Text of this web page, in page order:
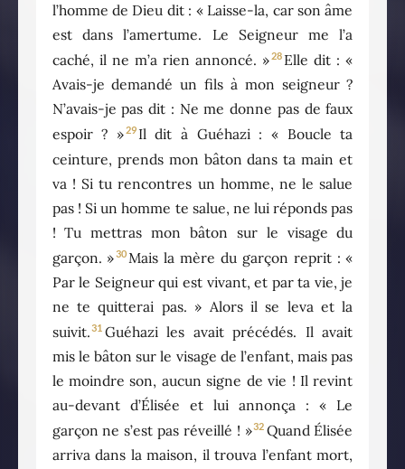
l’homme de Dieu dit : « Laisse-la, car son âme
est dans l’amertume. Le Seigneur me l’a
caché, il ne m’a rien annoncé. »28 Elle dit : «
Avais-je demandé un fils à mon seigneur ?
N’avais-je pas dit : Ne me donne pas de faux
espoir ? »29 Il dit à Guéhazi : « Boucle ta
ceinture, prends mon bâton dans ta main et
va ! Si tu rencontres un homme, ne le salue
pas ! Si un homme te salue, ne lui réponds pas
! Tu mettras mon bâton sur le visage du
garçon. »30 Mais la mère du garçon reprit : «
Par le Seigneur qui est vivant, et par ta vie, je
ne te quitterai pas. » Alors il se leva et la
suivit.31 Guéhazi les avait précédés. Il avait
mis le bâton sur le visage de l’enfant, mais pas
le moindre son, aucun signe de vie ! Il revint
au-devant d’Élisée et lui annonça : « Le
garçon ne s’est pas réveillé ! »32 Quand Élisée
arriva dans la maison, il trouva l’enfant mort,